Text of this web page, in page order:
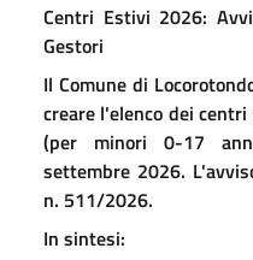
Centri Estivi 2026:
Gestori
Il Comune di
creare l'elenco dei
(per minori 0-17
settembre 2026.
n. 511/2026.
In sintesi: